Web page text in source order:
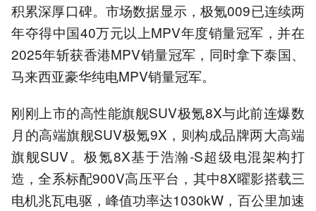
积累深厚口碑。市场数据显示，极氪009已连续两
年夺得中国40万元以上MPV年度销量冠军，并在
2025年斩获香港MPV销量冠军，同时拿下泰国、
马来西亚豪华纯电MPV销量冠军。
刚刚上市的高性能旗舰SUV极氪8X与此前连爆数
月的高端旗舰SUV极氪9X，则构成品牌两大高端
旗舰SUV。极氪8X基于浩瀚-S超级电混架构打
造，全系标配900V高压平台，其中8X曜影搭载三
电机兆瓦电驱，峰值功率达1030kW，百公里加速